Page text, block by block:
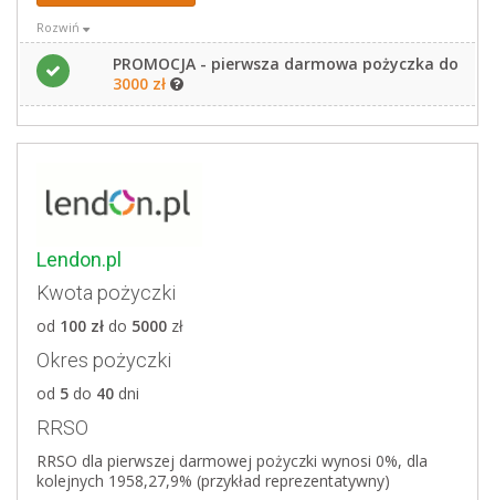
Rozwiń
PROMOCJA - pierwsza darmowa pożyczka do
3000 zł
Zalety
maksymalna kwota pożyczki - 5000 zł,
możliwość przesunięcia terminu spłaty dla pierwszej
raz
Weź pożyczkę i zarabiaj - program poleceń (30 zł za
pozyskanie nowego klienta dla Vivus)
Wady
weryfikacja BIK, BIG Infomonitor, KRD, ERIF
wysoka dolna granica wieku pożyczkobiorcy - 20 lat
Weryfikowane bazy
Lendon.pl
Kwota pożyczki
od 100 zł do 5000 zł
Okres pożyczki
od 5 do 40 dni
RRSO
RRSO dla pierwszej darmowej pożyczki wynosi 0%, dla
kolejnych 1958,27,9% (przykład reprezentatywny)